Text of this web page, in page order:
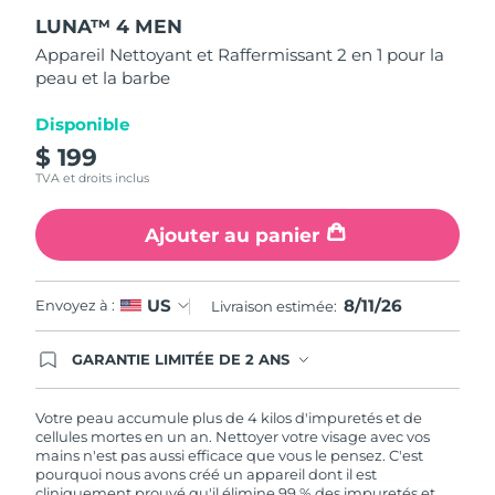
of
5
stars,
average
value.
Read
12
Reviews.
Same
link.
LUNA™ 4 MEN
Appareil Nettoyant et Raffermissant 2 en 1 pour la
peau et la barbe
Disponible
$ 199
TVA et droits inclus
Ajouter au panier
Envoyez à : US Livraison estimée: 8/11/26
GARANTIE LIMITÉE DE 2 ANS
FOREO. Cela signifie que si vous rencontrez des
problèmes avec votre appareil pendant les 2 ans
de garantie limitée, FOREO vous remplace ce
dernier gratuitement.
Votre peau accumule plus de 4 kilos d'impuretés et de
cellules mortes en un an. Nettoyer votre visage avec vos
mains n'est pas aussi efficace que vous le pensez. C'est
pourquoi nous avons créé un appareil dont il est
Turquie
Émirats arabes unis
Royaume-Uni
Ouzbékistan 15/8/26
Viêt Nam Livraison estimée